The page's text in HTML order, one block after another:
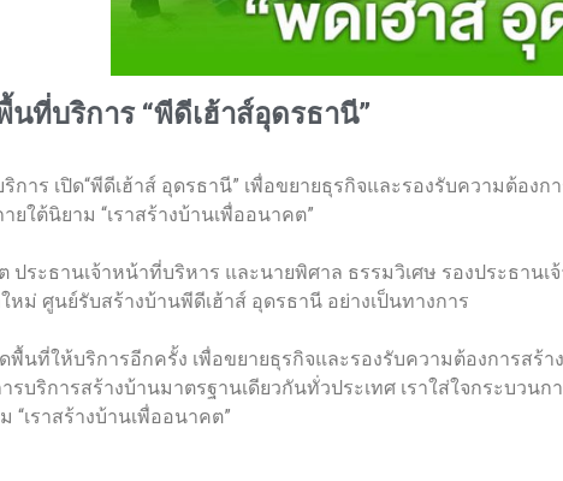
นที่บริการ “พีดีเฮ้าส์อุดรธานี”
การ เปิด“พีดีเฮ้าส์ อุดรธานี” เพื่อขยายธุรกิจและรองรับความต้อ
ยใต้นิยาม “เราสร้างบ้านเพื่ออนาคต”
ระธานเจ้าหน้าที่บริหาร และนายพิศาล ธรรมวิเศษ รองประธาน
หม่ ศูนย์รับสร้างบ้านพีดีเฮ้าส์ อุดรธานี อย่างเป็นทางการ
พื้นที่ให้บริการอีกครั้ง เพื่อขยายธุรกิจและรองรับความต้องการส
ารบริการสร้างบ้านมาตรฐานเดียวกันทั่วประเทศ เราใส่ใจกระบ
“เราสร้างบ้านเพื่ออนาคต”